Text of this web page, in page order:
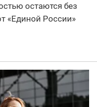
остаются без
«Единой России»